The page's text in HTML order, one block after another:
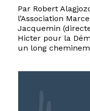
Par Robert
l’Association
Jacquemin
Hicter pour la
un long